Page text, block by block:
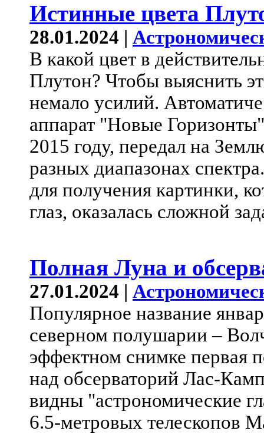
Истинные цвета
28.01.2024 |
В какой цвет в
Плутон? Чтобы выяснить
немало усилий.
аппарат "Новые
2015 году, передал на
разных диапазонах
для получения картинки,
глаз, оказалась сложной
Полная Луна и
27.01.2024 |
Популярное название
северном полушарии –
эффектном снимке первая
над обсерваторий Лас-
видны "астрономические
6.5-метровых телескопов